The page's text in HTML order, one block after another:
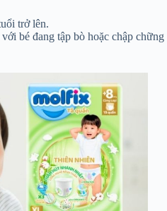
trở lên.
bé đang tập bò hoặc chập chững